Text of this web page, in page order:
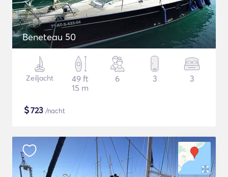
Beneteau 50
Zeiljacht
49 ft
15 m
6 3 3
$723 /nacht